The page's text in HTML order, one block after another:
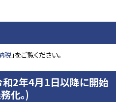
税 」をご覧ください。
和2年4月1日以降に開始
化。)